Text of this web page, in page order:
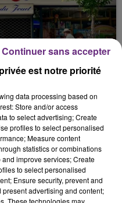
REIMS FERME
centre-ville
est contraint de
10h27
10h27
est notre priorité
data processing based on
Store and/or access
to select advertising; Create
profiles to select personalised
Measure content
statistics or combinations
improve services; Create
to select personalised
Ensure security, prevent and
advertising and content;
These technologies may
Continuer sans accepter